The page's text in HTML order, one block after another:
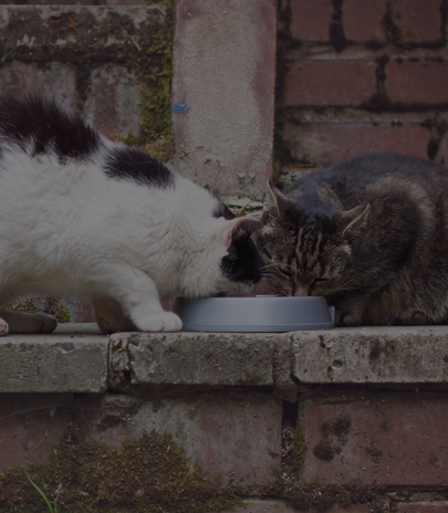
przechowywania
1 rok
Ten plik cookie przechowuje identyfikator sesji.
1 rok
Ten plik cookie przechowuje identyfikator sesji.
1 rok
Ten plik cookie przechowuje identyfikator sesji.
Ten plik cookie jest używany do przechowywania
zgody użytkownika w odniesieniu do usług śledzenia.
Zazwyczaj rejestruje, czy użytkownik zdecydował się na
usługi śledzenia lub reklamy.
Ten plik cookie przechowuje informacje o zgodzie
użytkownika oraz jego preferencjach dotyczących
prywatności podczas korzystania z witryny. Rejestruje
wybory dotyczące polityki prywatności i ustawień
zgody, zapewniając ich przestrzeganie w kolejnych
wizytach. Dzięki temu użytkownik nie musi ponownie
konfigurować swoich preferencji, co zwiększa wygodę i
zgodność z regulacjami ochrony danych.
4 tygodnie 2 dni
Ten plik cookie jest używany przez usługę Cookie-
Script.com do zapamiętywania preferencji dotyczących
zgody użytkownika na pliki cookie. Jest to konieczne,
aby baner cookie Cookie-Script.com działał poprawnie.
29 minut 56
sekund
Ten plik cookie służy do rozróżniania ludzi i botów. Jest
to korzystne dla strony internetowej, ponieważ
umożliwia tworzenie ważnych raportów na temat
korzystania z jej witryny internetowej.
29 minut 54
Ten plik cookie służy do rozróżniania ludzi i botów. Jest